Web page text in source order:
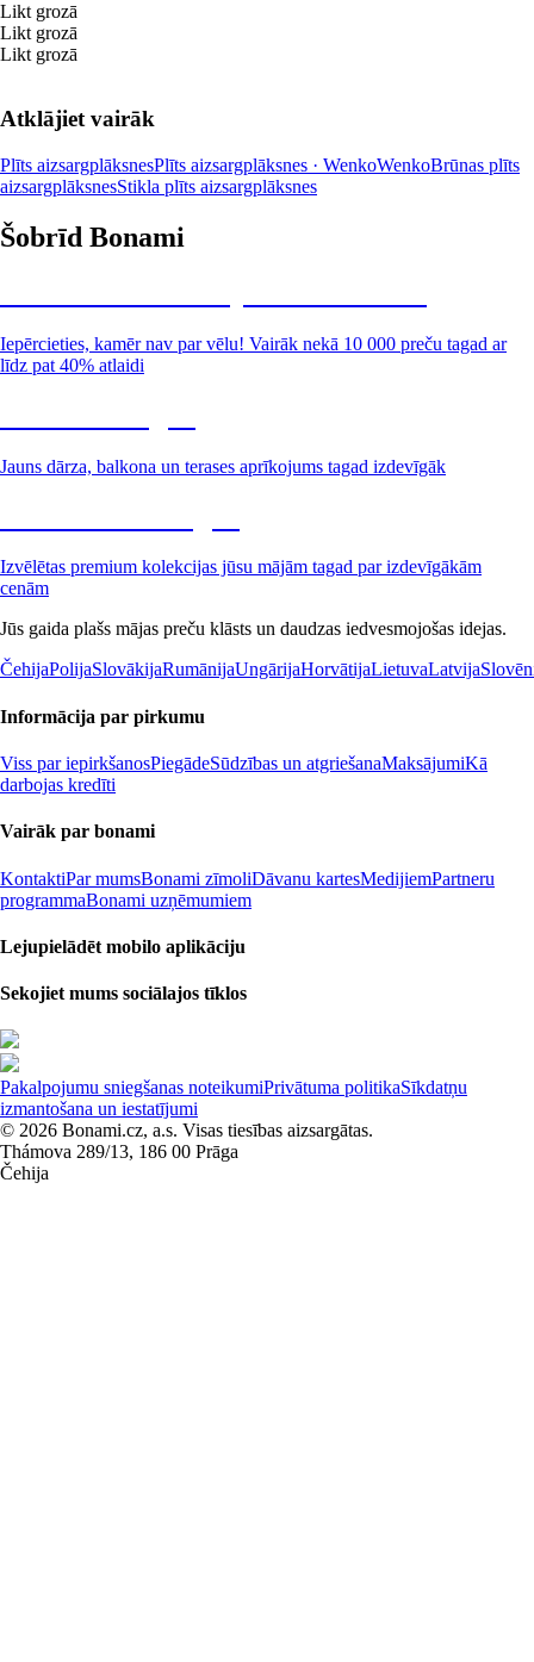
Likt grozā
Likt grozā
Likt grozā
Atklājiet vairāk
Plīts aizsargplāksnesPlīts aizsargplāksnes · WenkoWenkoBrūnas plīts
aizsargplāksnesStikla plīts aizsargplāksnes
Šobrīd Bonami
Iepērcieties, kamēr nav par vēlu! Vairāk nekā 10 000 preču tagad ar
līdz pat 40% atlaidi
Jauns dārza, balkona un terases aprīkojums tagad izdevīgāk
Izvēlētas premium kolekcijas jūsu mājām tagad par izdevīgākām
cenām
Jūs gaida plašs mājas preču klāsts un daudzas iedvesmojošas idejas.
ČehijaPolijaSlovākijaRumānijaUngārijaHorvātijaLietuvaLatvija
Informācija par pirkumu
Viss par iepirkšanosPiegādeSūdzības un atgriešanaMaksājumiKā
darbojas kredīti
Vairāk par bonami
KontaktiPar mumsBonami zīmoliDāvanu kartesMedijiemPartneru
programmaBonami uzņēmumiem
Lejupielādēt mobilo aplikāciju
Sekojiet mums sociālajos tīklos
Pakalpojumu sniegšanas noteikumiPrivātuma politikaSīkdatņu
izmantošana un iestatījumi
© 2026 Bonami.cz, a.s. Visas tiesības aizsargātas.
Thámova 289/13, 186 00 Prāga
Čehija